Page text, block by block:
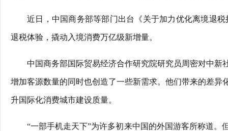
近日，中国商务部等部门出台《关于加力优化离境退
退税体验，撬动入境消费万亿级新增量。
中国商务部国际贸易经济合作研究院研究员周密对中
增加客源数量的同时也创造了一些新需求。他们带来的差
升国际化消费城市建设质量。
“一部手机走天下”为许多初来中国的外国游客所称道